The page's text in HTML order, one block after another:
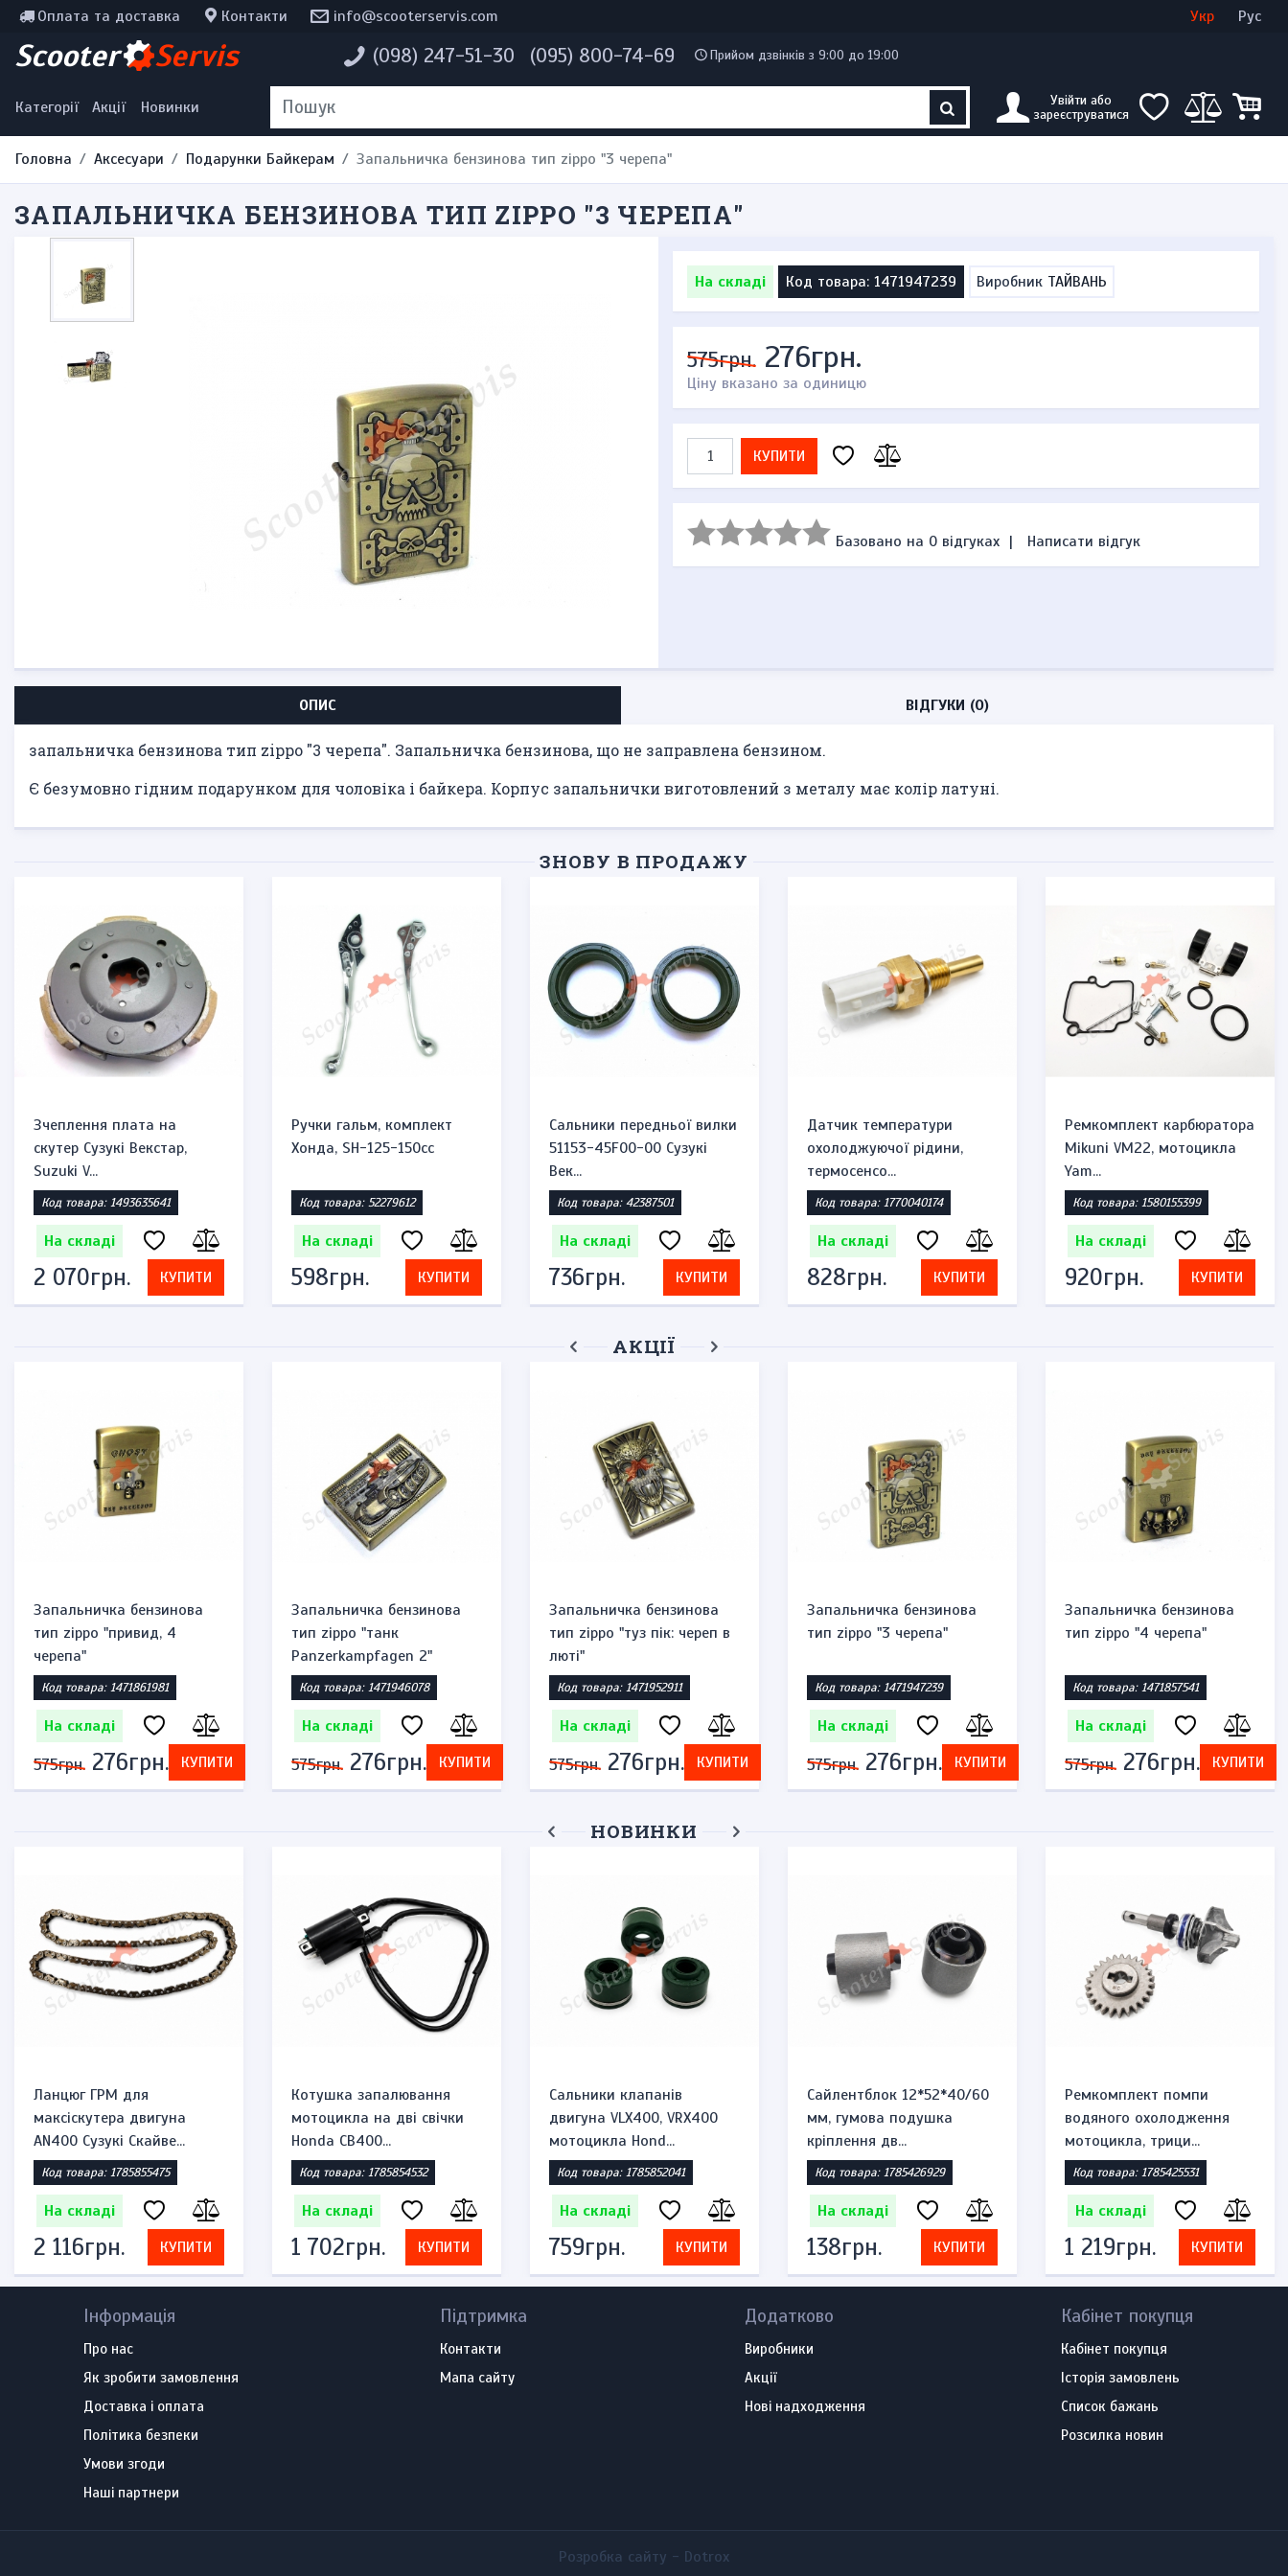
Оплата та доставка Контакти info@scooterservis.com Укр Рус
Scooter Servis (098) 247-51-30 (095) 800-74-69 Прийом дзвінків з 9:00 до 19:00
Категорії Акції Новинки
Увійти або
зареєструватися
Інструменти, мотохімія
Наклейки
Одяг та екіпірування
Головна Аксесуари Подарунки Байкерам Запальничка бензинова тип zippo "3 черепа"
ЗАПАЛЬНИЧКА БЕНЗИНОВА ТИП ZIPPO "3 ЧЕРЕПА"
На складі Код товара: 1471947239 Виробник ТАЙВАНЬ
575грн. 276грн.
Ціну вказано за одиницю
КУПИТИ
Базовано на 0 відгуках | Написати відгук
ОПИС ВІДГУКИ (0)
запальничка бензинова тип zippo "3 черепа". Запальничка бензинова, що не заправлена ​​бензином.
Є безумовно гідним подарунком для чоловіка і байкера. Корпус запальнички виготовлений з металу має колір латуні.
ЗНОВУ В ПРОДАЖУ
Зчеплення плата на
скутер Сузукі Векстар,
Suzuki V...
Код товара: 1493635641
На складі
2 070грн. КУПИТИ
Ручки гальм, комплект
Хонда, SH-125-150cc
Код товара: 52279612
На складі
598грн. КУПИТИ
Сальники передньої вилки
51153-45F00-00 Сузукі
Век...
Код товара: 42387501
На складі
736грн. КУПИТИ
Датчик температури
охолоджуючої рідини,
термосенсо...
Код товара: 1770040174
На складі
828грн. КУПИТИ
Ремкомплект карбюратора
Mikuni VM22, мотоцикла
Yam...
Код товара: 1580155399
На складі
920грн. КУПИТИ
АКЦІЇ
Запальничка бензинова
тип zippo "привид, 4
черепа"
Код товара: 1471861981
На складі
575грн. 276грн. КУПИТИ
Запальничка бензинова
тип zippo "танк
Panzerkampfagen 2"
Код товара: 1471946078
На складі
575грн. 276грн. КУПИТИ
Запальничка бензинова
тип zippo "туз пік: череп в
люті"
Код товара: 1471952911
На складі
575грн. 276грн. КУПИТИ
Запальничка бензинова
тип zippo "3 черепа"
Код товара: 1471947239
На складі
575грн. 276грн. КУПИТИ
Запальничка бензинова
тип zippo "4 черепа"
Код товара: 1471857541
На складі
575грн. 276грн. КУПИТИ
НОВИНКИ
Ланцюг ГРМ для
максіскутера двигуна
AN400 Сузукі Скайве...
Код товара: 1785855475
На складі
2 116грн. КУПИТИ
Котушка запалювання
мотоцикла на дві свічки
Honda CB400...
Код товара: 1785854532
На складі
1 702грн. КУПИТИ
Сальники клапанів
двигуна VLX400, VRX400
мотоцикла Hond...
Код товара: 1785852041
На складі
759грн. КУПИТИ
Сайлентблок 12*52*40/60
мм, гумова подушка
кріплення дв...
Код товара: 1785426929
На складі
138грн. КУПИТИ
Ремкомплект помпи
водяного охолодження
мотоцикла, трици...
Код товара: 1785425531
На складі
1 219грн. КУПИТИ
Інформація
Про нас
Як зробити замовлення
Доставка і оплата
Політика безпеки
Умови згоди
Наші партнери
Підтримка
Контакти
Мапа сайту
Додатково
Виробники
Акції
Нові надходження
Кабінет покупця
Кабінет покупця
Історія замовлень
Список бажань
Розсилка новин
Розробка сайту - Dotrox